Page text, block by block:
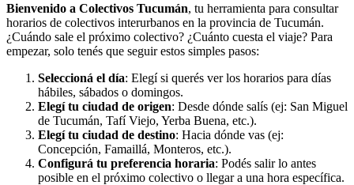
Bienvenido a Colectivos Tucumán, tu herramienta para consultar
horarios de colectivos interurbanos en la provincia de Tucumán.
¿Cuándo sale el próximo colectivo? ¿Cuánto cuesta el viaje? Para
empezar, solo tenés que seguir estos simples pasos:
Seleccioná el día: Elegí si querés ver los horarios para días
hábiles, sábados o domingos.
Elegí tu ciudad de origen: Desde dónde salís (ej: San Miguel
de Tucumán, Tafí Viejo, Yerba Buena, etc.).
Elegí tu ciudad de destino: Hacia dónde vas (ej:
Concepción, Famaillá, Monteros, etc.).
Configurá tu preferencia horaria: Podés salir lo antes
posible en el próximo colectivo o llegar a una hora específica.